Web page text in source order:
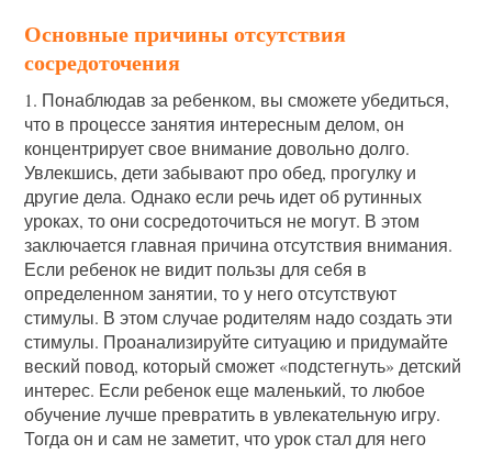
Основные причины отсутствия
сосредоточения
1. Понаблюдав за ребенком, вы сможете убедиться,
что в процессе занятия интересным делом, он
концентрирует свое внимание довольно долго.
Увлекшись, дети забывают про обед, прогулку и
другие дела. Однако если речь идет об рутинных
уроках, то они сосредоточиться не могут. В этом
заключается главная причина отсутствия внимания.
Если ребенок не видит пользы для себя в
определенном занятии, то у него отсутствуют
стимулы. В этом случае родителям надо создать эти
стимулы. Проанализируйте ситуацию и придумайте
веский повод, который сможет «подстегнуть» детский
интерес. Если ребенок еще маленький, то любое
обучение лучше превратить в увлекательную игру.
Тогда он и сам не заметит, что урок стал для него